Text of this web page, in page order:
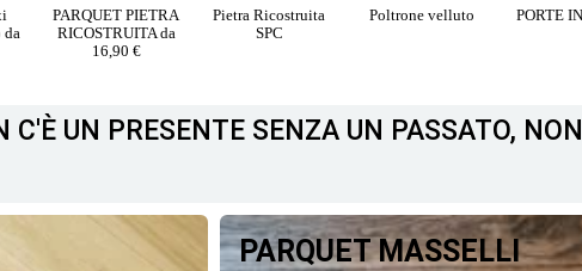
da
PARQUET PIETRA
RICOSTRUITA da
16,90 €
Pietra Ricostruita
SPC
Poltrone velluto PORTE
UN PRESENTE SENZA UN PASSATO,
PARQUET MASSELLI